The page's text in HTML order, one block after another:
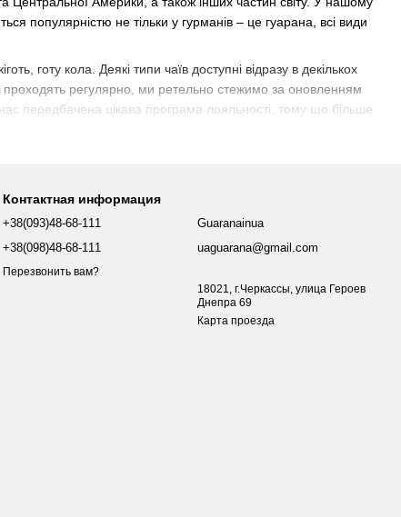
популярністю не тільки у гурманів – це гуарана, всі види
готу кола. Деякі типи чаїв доступні відразу в декількох
проходять регулярно, ми ретельно стежимо за оновленням
передбачена цікава програма лояльності, тому що більше
Контактная информация
+38(093)48-68-111
+38(098)48-68-111
Перезвонить вам?
Guaranainua
uaguarana@gmail.com
18021, г.Черкассы, улица Героев
Днепра 69
Карта проезда